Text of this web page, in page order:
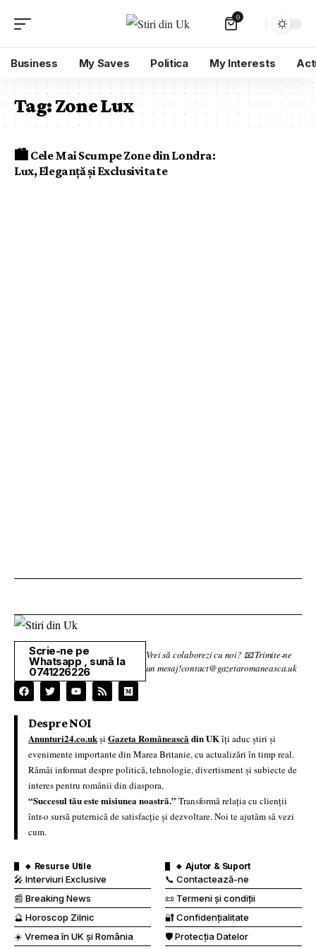
0
Business My Saves Politica My Interests
Tag:Zone Lux
🏙️ Cele Mai Scumpe Zone din Londra:
Lux, Eleganță și Exclusivitate
Scrie-ne pe
Whatsapp , sună la
0741226226
Vrei să colaborezi cu noi? 📧 Trimite-ne
un mesaj!contact@gazetaromaneasca.uk
Despre NOI
Anunturi24.co.ukși Gazeta Româneascădin UKîți aduc știri și
evenimente importante din Marea Britanie, cu actualizări în timp real.
Rămâi informat despre politică, tehnologie, divertisment și subiecte de
interes pentru românii din diaspora.
“Succesul tău este misiunea noastră.” Transformă relația cu clienții
într-o sursă puternică de satisfacție și dezvoltare. Noi te ajutăm să vezi
cum.
🔹 Resurse Utile
🎤 Interviuri Exclusive
📰 Breaking News
🔮 Horoscop Zilnic
☀️ Vremea în UK și România
🔹 Ajutor & Suport
📞 Contactează-ne
📜 Termeni și condiții
🔐 Confidențialitate
🛡️ Protecția Datelor